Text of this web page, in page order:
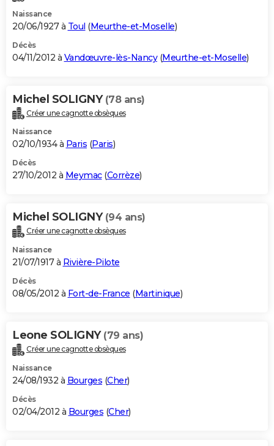
Naissance
20/06/1927 à Toul (Meurthe-et-Moselle)
Décès
04/11/2012 à Vandœuvre-lès-Nancy(Meurthe-et-Moselle)
Michel SOLIGNY (78 ans)
Créer une cagnotte obsèques
Naissance
02/10/1934 à Paris (Paris)
Décès
27/10/2012 à Meymac(Corrèze)
Michel SOLIGNY (94 ans)
Créer une cagnotte obsèques
Naissance
21/07/1917 à Rivière-Pilote
Décès
08/05/2012 à Fort-de-France (Martinique)
Leone SOLIGNY (79 ans)
Créer une cagnotte obsèques
Naissance
24/08/1932 à Bourges (Cher)
Décès
02/04/2012 à Bourges (Cher)